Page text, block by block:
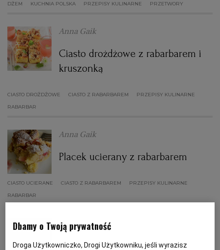
ZUPY
DRÓB
MIĘSA
WIELKANOC
KUCHNIA AFRYKAŃSKA
KUCHNIA PORTUGALSKA
KUCHNIA FRANCUSKA
SZKOŁA GOTOWANIA
ZDROWA DIETA
BEZ GLUTENU
KSIĄŻKI KULINARNE
SZEF KUCHNI
BIELSKO-BIAŁA
BYDGOSZCZ
MAGAZYNY
DUŻY FORMAT
WYBORCZA CLASSIC
DŻEM KUCHNIA POLSKA PRZEPISY KULINARNE PRZETWORY
Anna Gaik
Ciasto drożdżowe z rabarbarem i
kruszonką
CIASTO DROŻDŻOWE CIASTO Z RABARBAREM
PRZEPISY KULINARNE
RABARBAR
Anna Gaik
Placek ucierany z rabarbarem
CIASTO UCIERANE CIASTO Z RABARBAREM
PRZEPISY KULINARNE
RABARBAR
Magazyn Kuchnia
Sernik na zimno z pieczonym
Dbamy o Twoją prywatność
Droga Użytkowniczko, Drogi Użytkowniku, jeśli wyrazisz